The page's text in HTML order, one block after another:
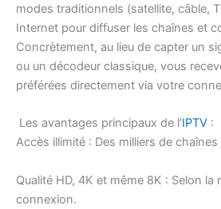
modes traditionnels (satellite, câble,
Internet pour diffuser les chaînes et
Concrètement, au lieu de capter un
ou un décodeur classique, vous
préférées directement via votre
Les avantages principaux de l’IPTV :
Accès illimité : Des milliers de
Qualité HD, 4K et même 8K : Selon la
connexion.